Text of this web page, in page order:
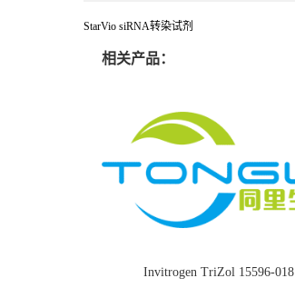
StarVio siRNA转染试剂
相关产品：
Invitrogen TriZol 15596-018